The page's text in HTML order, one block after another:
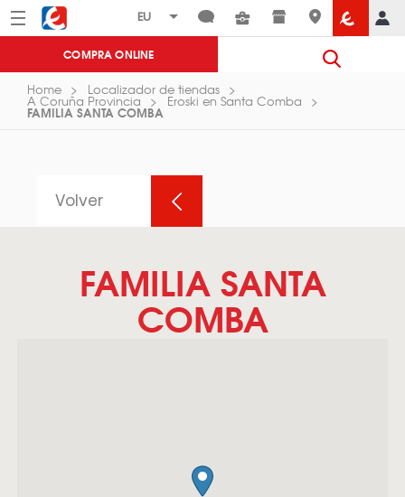
Menú Eroski
COMPRA ONLINE
Home Localizador de tiendas
A Coruña Provincia Eroski en Santa Comba
FAMILIA SANTA COMBA
Volver
FAMILIA SANTA
COMBA